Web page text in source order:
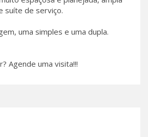
suíte de serviço.
uma simples e uma dupla.
Agende uma visita!!!